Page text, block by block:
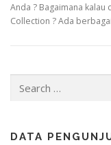
Anda ? Bagaimana
Collection ? Ada
for:
DATA